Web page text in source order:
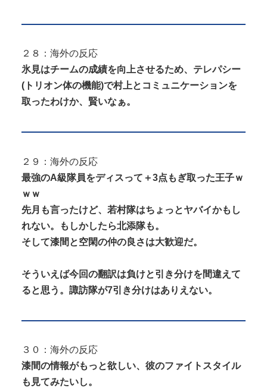
２８：海外の反応
氷見はチームの成績を向上させるため、テレパシー
(トリオン体の機能)で村上とコミュニケーションを
取ったわけか、賢いなぁ。
２９：海外の反応
最強のA級隊員をディスって＋3点もぎ取った王子ｗ
ｗｗ
先月も言ったけど、若村隊はちょっとヤバイかもし
れない。もしかしたら北添隊も。
そして漆間と空閑の仲の良さは大歓迎だ。
そういえば今回の翻訳は負けと引き分けを間違えて
ると思う。諏訪隊が7引き分けはありえない。
３０：海外の反応
漆間の情報がもっと欲しい、彼のファイトスタイル
も見てみたいし。